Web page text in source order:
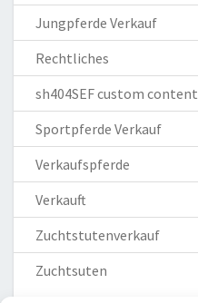
Jungpferde Verkauf
Rechtliches
sh404SEF custom content
Sportpferde Verkauf
Verkaufspferde
Verkauft
Zuchtstutenverkauf
Zuchtsuten